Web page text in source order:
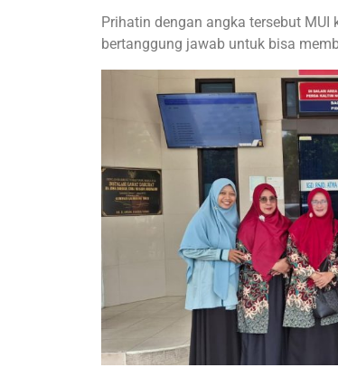
Prihatin dengan angka tersebut
bertanggung jawab untuk bisa